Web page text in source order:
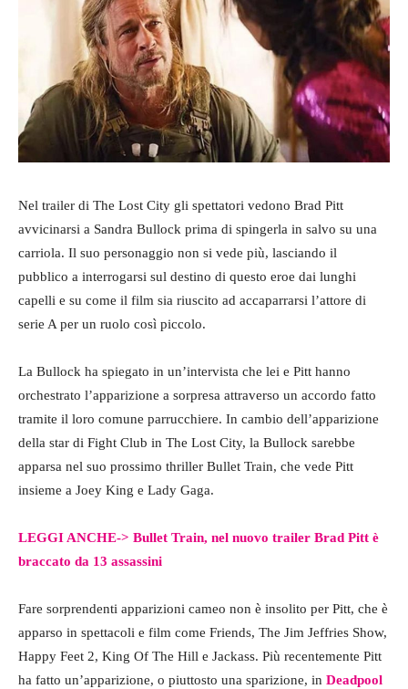
Nel trailer di The Lost City gli spettatori vedono Brad Pitt
avvicinarsi a Sandra Bullock prima di spingerla in salvo su una
carriola. Il suo personaggio non si vede più, lasciando il
pubblico a interrogarsi sul destino di questo eroe dai lunghi
capelli e su come il film sia riuscito ad accaparrarsi l’attore di
serie A per un ruolo così piccolo.
La Bullock ha spiegato in un’intervista che lei e Pitt hanno
orchestrato l’apparizione a sorpresa attraverso un accordo fatto
tramite il loro comune parrucchiere. In cambio dell’apparizione
della star di Fight Club in The Lost City, la Bullock sarebbe
apparsa nel suo prossimo thriller Bullet Train, che vede Pitt
insieme a Joey King e Lady Gaga.
LEGGI ANCHE-> Bullet Train, nel nuovo trailer Brad Pitt è
braccato da 13 assassini
Fare sorprendenti apparizioni cameo non è insolito per Pitt, che è
apparso in spettacoli e film come Friends, The Jim Jeffries Show,
Happy Feet 2, King Of The Hill e Jackass. Più recentemente Pitt
ha fatto un’apparizione, o piuttosto una sparizione, in Deadpool